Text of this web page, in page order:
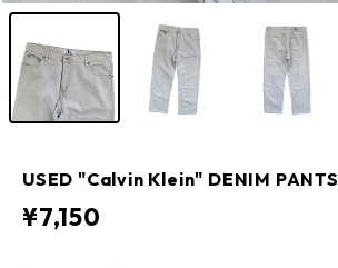
USED "Calvin Klein" DENIM PANTS
¥7,150